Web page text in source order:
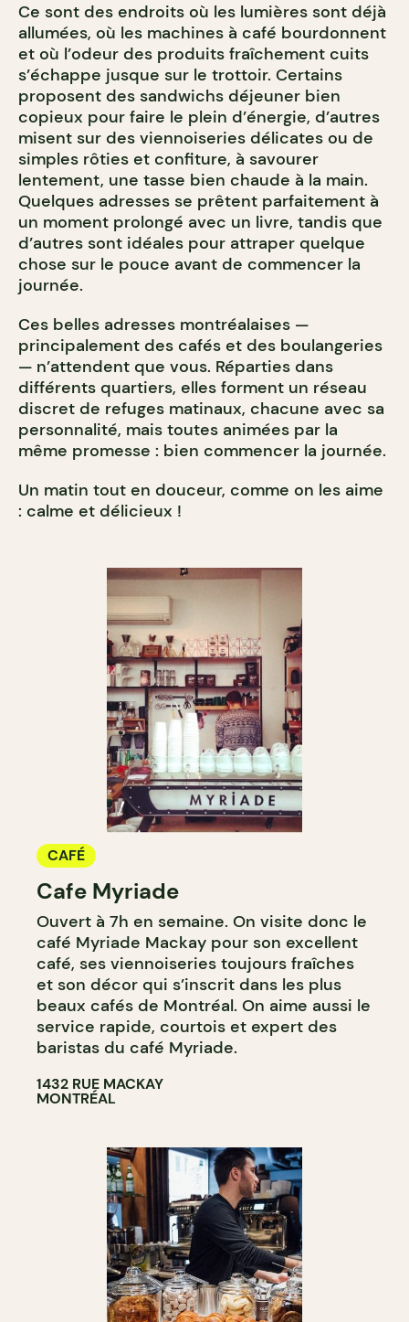
Ce sont des endroits où les lumières sont déjà
allumées, où les machines à café bourdonnent
et où l’odeur des produits fraîchement cuits
s’échappe jusque sur le trottoir. Certains
proposent des sandwichs déjeuner bien
copieux pour faire le plein d’énergie, d’autres
misent sur des viennoiseries délicates ou de
simples rôties et confiture, à savourer
lentement, une tasse bien chaude à la main.
Quelques adresses se prêtent parfaitement à
un moment prolongé avec un livre, tandis que
d’autres sont idéales pour attraper quelque
chose sur le pouce avant de commencer la
journée.
Ces belles adresses montréalaises —
principalement des cafés et des boulangeries
— n’attendent que vous. Réparties dans
différents quartiers, elles forment un réseau
discret de refuges matinaux, chacune avec sa
personnalité, mais toutes animées par la
même promesse : bien commencer la journée.
Un matin tout en douceur, comme on les aime
: calme et délicieux !
CAFÉ
Cafe Myriade
Ouvert à 7h en semaine. On visite donc le
café Myriade Mackay pour son excellent
café, ses viennoiseries toujours fraîches
et son décor qui s’inscrit dans les plus
beaux cafés de Montréal. On aime aussi le
service rapide, courtois et expert des
baristas du café Myriade.
1432 RUE MACKAY
MONTRÉAL